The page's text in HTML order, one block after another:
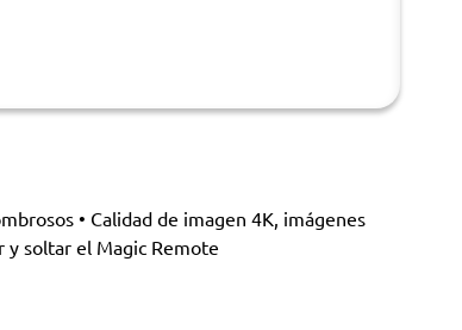
• Calidad de imagen 4K, imágenes
y soltar el Magic Remote